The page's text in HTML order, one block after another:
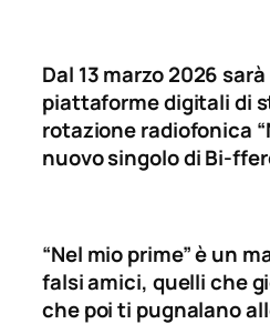
Dal 13 marzo 2026
piattaforme digitali di
rotazione radiofonica
nuovo singolo di Bi-
“Nel mio prime” è un
falsi amici, quelli che
che poi ti pugnalano